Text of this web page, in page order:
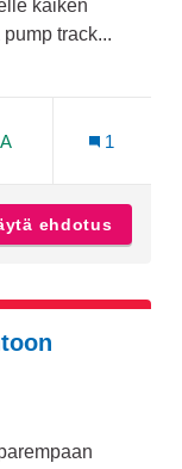
kaiken
track...
1
ehdotus